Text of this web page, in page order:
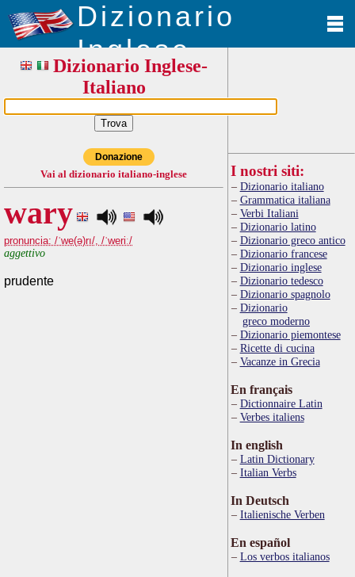
Dizionario
Inglese
Dizionario Inglese-
Italiano
Donazione
Vai al dizionario italiano-inglese
wary
pronuncia: /ˈwe(ə)rı/, /ˈweriː/
aggettivo
prudente
I nostri siti:
Dizionario italiano
Grammatica italiana
Verbi Italiani
Dizionario latino
Dizionario greco antico
Dizionario francese
Dizionario inglese
Dizionario tedesco
Dizionario spagnolo
Dizionario
greco moderno
Dizionario piemontese
Ricette di cucina
Vacanze in Grecia
En français
Dictionnaire Latin
Verbes italiens
In english
Latin Dictionary
Italian Verbs
In Deutsch
Italienische Verben
En español
Los verbos italianos